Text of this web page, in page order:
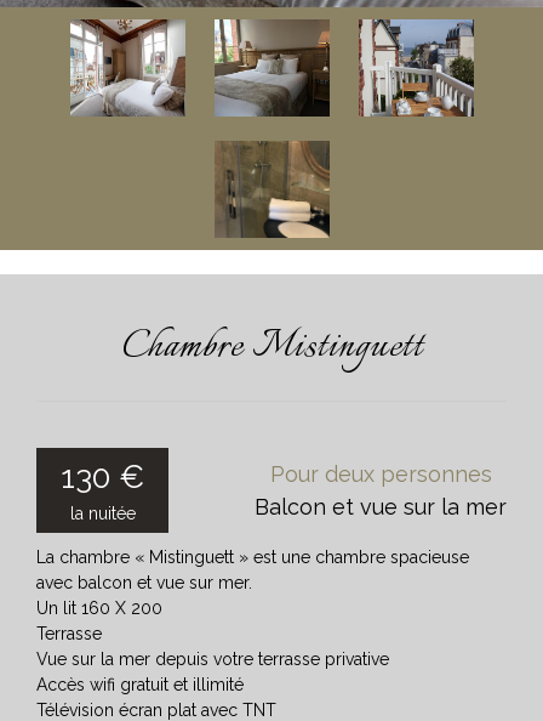
Chambre Mistinguett
130 €
la nuitée
Pour deux personnes
Balcon et vue sur la mer
La chambre « Mistinguett » est une chambre spacieuse
avec balcon et vue sur mer.
Un lit 160 X 200
Terrasse
Vue sur la mer depuis votre terrasse privative
Accès wifi gratuit et illimité
Télévision écran plat avec TNT